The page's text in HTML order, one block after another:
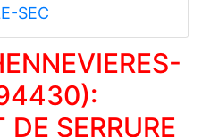
SEC
SERRURE